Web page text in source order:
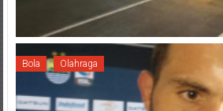
Bola Olahraga